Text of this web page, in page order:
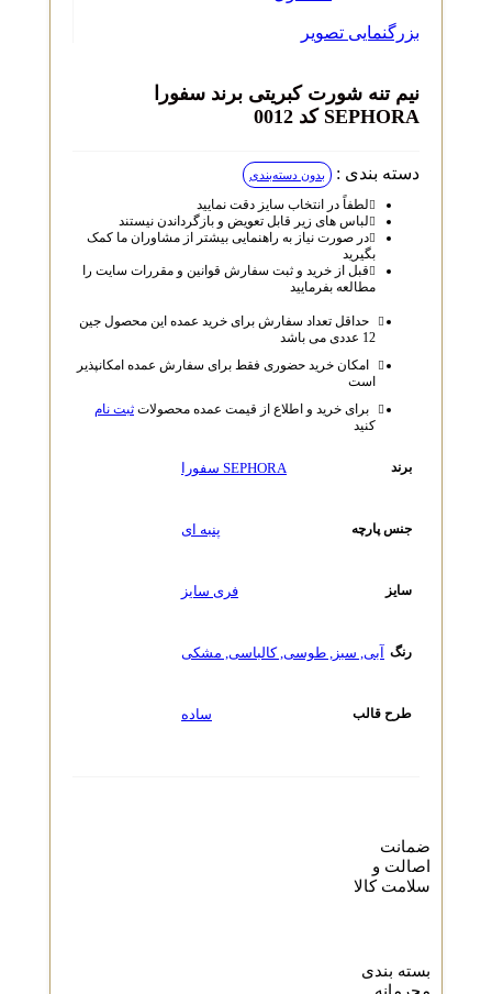
بزرگنمایی تصویر
نیم تنه شورت کبریتی برند سفورا
SEPHORA کد 0012
دسته بندی : بدون دسته‌بندی
لطفاً در انتخاب سایز دقت نمایید
لباس‌ های زیر قابل تعویض و بازگرداندن نیستند
در صورت نیاز به راهنمایی بیشتر از مشاوران ما کمک
قبل از خرید و ثبت سفارش قوانین و مقررات سایت را
مطالعه بفرمایید
حداقل تعداد سفارش برای خرید عمده این محصول جین
امکان خرید حضوری فقط برای سفارش عمده امکانپذیر
برای خرید و اطلاع از قیمت عمده محصولاتثبت نام
SEPHORA سفورا
جنس پارچه پنبه ای
فری سایز
آبی,سبز , طوسی,کالباسی,مشکی
طرح قالب
ضمانت
اصالت و
سلامت کالا
بسته بندی
محرمانه